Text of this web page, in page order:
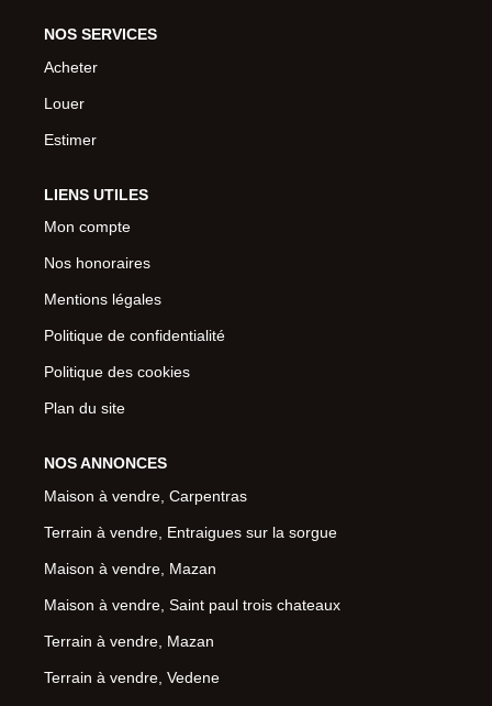
NOS SERVICES
Acheter
Louer
Estimer
LIENS UTILES
Mon compte
Nos honoraires
Mentions légales
Politique de confidentialité
Politique des cookies
Plan du site
NOS ANNONCES
Maison à vendre, Carpentras
Terrain à vendre, Entraigues sur la sorgue
Maison à vendre, Mazan
Maison à vendre, Saint paul trois chateaux
Terrain à vendre, Mazan
Terrain à vendre, Vedene